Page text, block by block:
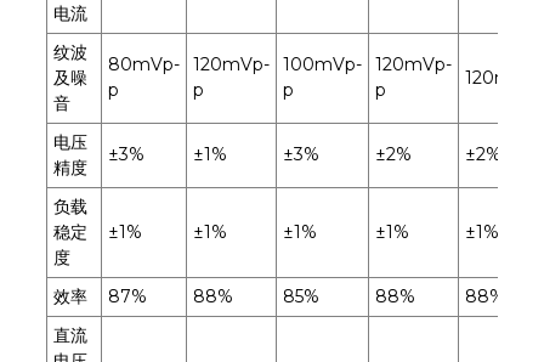
电流
纹波
及噪
音
80mVp-
p
120mVp-
p
100mVp-
p
120mVp-
p
电压
精度
±3% ±1% ±3% ±2% ±2%
负载
稳定
度
±1% ±1% ±1% ±1% ±1%
效率 87% 88% 85% 88%
88%
直流